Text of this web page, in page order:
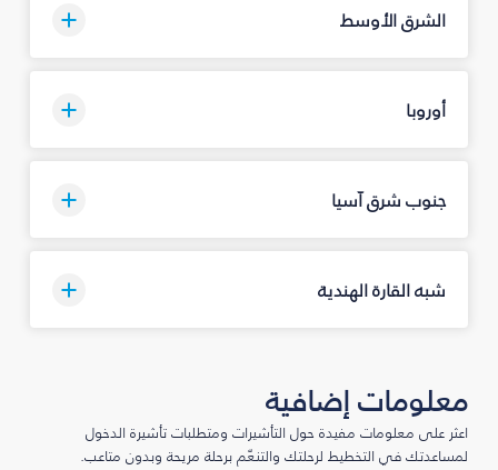
الشرق الأوسط
أوروبا
جنوب شرق آسيا
شبه القارة الهندية
معلومات إضافية
اعثر على معلومات مفيدة حول التأشيرات ومتطلبات تأشيرة الدخول
لمساعدتك في التخطيط لرحلتك والتنعّم برحلة مريحة وبدون متاعب.